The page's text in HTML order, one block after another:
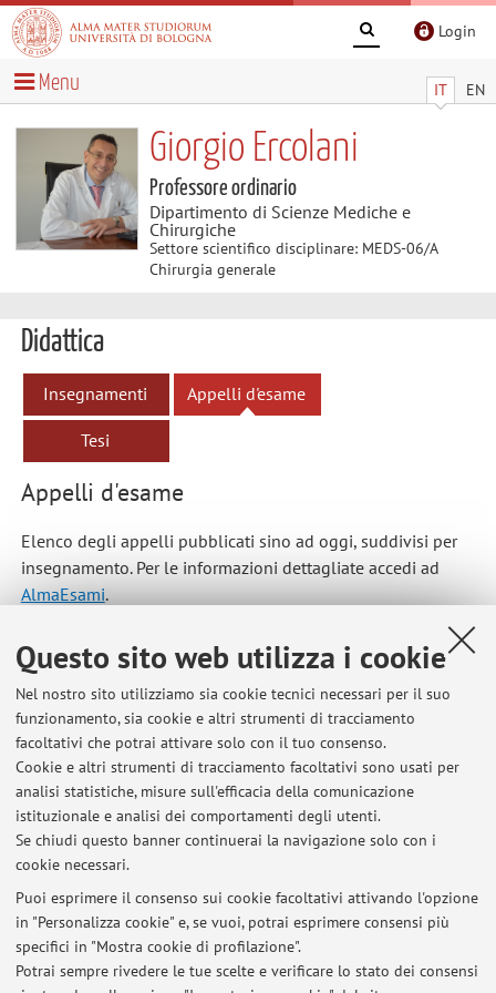
Questo sito web utilizza i cookie
Nel nostro sito utilizziamo sia cookie tecnici necessari per il suo
funzionamento, sia cookie e altri strumenti di tracciamento
facoltativi che potrai attivare solo con il tuo consenso.
Cookie e altri strumenti di tracciamento facoltativi sono usati per
analisi statistiche, misure sull'efficacia della comunicazione
istituzionale e analisi dei comportamenti degli utenti.
Se chiudi questo banner continuerai la navigazione solo con i
cookie necessari.
Puoi esprimere il consenso sui cookie facoltativi attivando l'opzione
in "Personalizza cookie" e, se vuoi, potrai esprimere consensi più
specifici in "Mostra cookie di profilazione".
Potrai sempre rivedere le tue scelte e verificare lo stato dei consensi
Login
IT EN
Menu
Giorgio Ercolani
Professore ordinario
Dipartimento di Scienze Mediche e
Chirurgiche
Settore scientifico disciplinare: MEDS-06/A
Chirurgia generale
Didattica
Insegnamenti Appelli d'esame
Tesi
Appelli d'esame
Elenco degli appelli pubblicati sino ad oggi, suddivisi per
insegnamento. Per le informazioni dettagliate accedi ad
AlmaEsami.
08956 - BIOCHIMICA CLINICA
Componente del corso integrato39564 - METODOLOGIA
CLINICA E SISTEMATICA MEDICO - CHIRURGICA (C.I.)
00166 - CLINICA CHIRURGICA
39564 - METODOLOGIA CLINICA E
SISTEMATICA MEDICO - CHIRURGICA (C.I.)
Ultimi avvisi
Al momento non sono presenti avvisi.